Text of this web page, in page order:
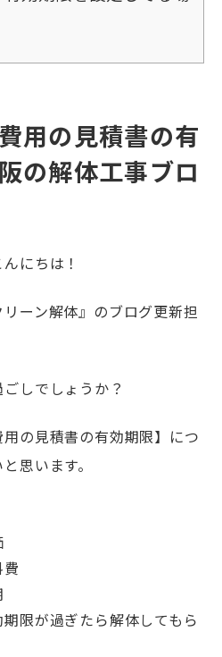
用の見積書の有
の解体工事ブロ
にちは！
ーン解体』のブログ更新担
しでしょうか？
の見積書の有効期限】につ
思います。
限が過ぎたら解体してもら